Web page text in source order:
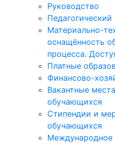
Руководство
Педагогический
Материально-
оснащённость
процесса.
Платные
Финансово-
Вакантные
обучающихся
Стипендии и
обучающихся
Международное